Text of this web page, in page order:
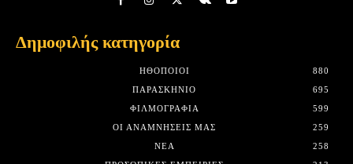
Δημοφιλής κατηγορία
HΘΟΠΟΙΟΊ
880
ΠΑΡΑΣΚΉΝΙΟ
695
ΦΙΛΜΟΓΡΑΦΊΑ
599
ΟΙ ΑΝΑΜΝΉΣΕΙΣ ΜΑΣ
259
ΝΈΑ
258